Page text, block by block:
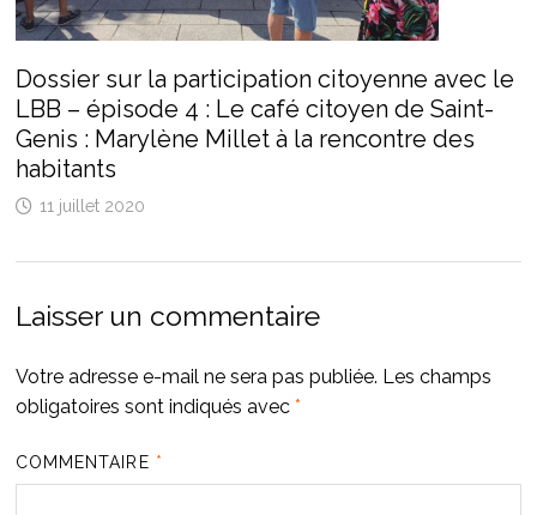
Dossier sur la participation citoyenne avec le
LBB – épisode 4 : Le café citoyen de Saint-
Genis : Marylène Millet à la rencontre des
habitants
11 juillet 2020
Laisser un commentaire
Votre adresse e-mail ne sera pas publiée. Les champs
obligatoires sont indiqués avec *
COMMENTAIRE *